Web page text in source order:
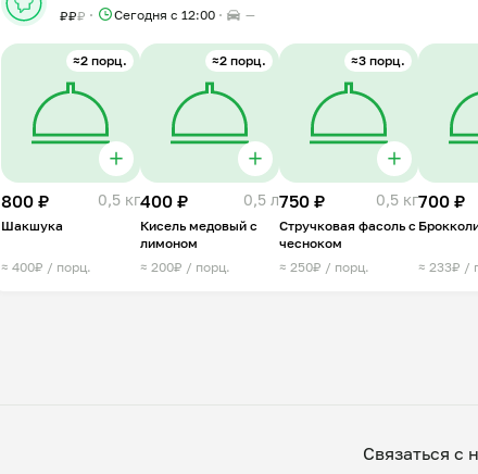
₽₽₽ Сегодня с 12:00 —
≈2 порц.
800 ₽ 0,5 кг
Шакшука
≈ 400₽ / порц.
≈2 порц.
400 ₽ 0,5 л
Кисель медовый с
лимоном
≈ 200₽ / порц.
≈3 порц.
750 ₽ 0,5 кг
Стручковая фасоль с
чесноком
≈ 250₽ / порц.
700 ₽
≈ 233₽ /
Связаться с